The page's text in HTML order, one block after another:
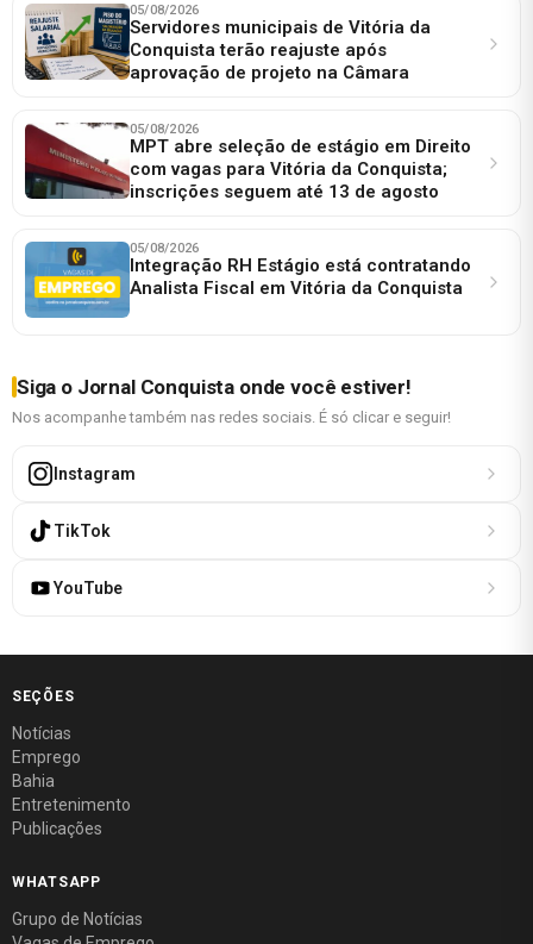
05/08/2026
Servidores municipais de Vitória da
Conquista terão reajuste após
aprovação de projeto na Câmara
05/08/2026
MPT abre seleção de estágio em Direito
com vagas para Vitória da Conquista;
inscrições seguem até 13 de agosto
05/08/2026
Integração RH Estágio está contratando
Analista Fiscal em Vitória da Conquista
Siga o Jornal Conquista onde você estiver!
Nos acompanhe também nas redes sociais. É só clicar e seguir!
Instagram
TikTok
YouTube
SEÇÕES
Notícias
Emprego
Bahia
Entretenimento
Publicações
WHATSAPP
Grupo de Notícias